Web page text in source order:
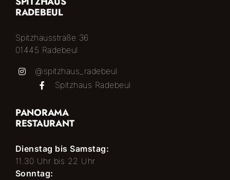
RADEBEUL
Spitzhausstraße 36
01445 Radebeul
@spitzhaus_radebeul
Spitzhaus Radebeul
PANORAMA
RESTAURANT
Dienstag bis Samstag:
11.30 Uhr bis 22 Uhr
Sonntag: